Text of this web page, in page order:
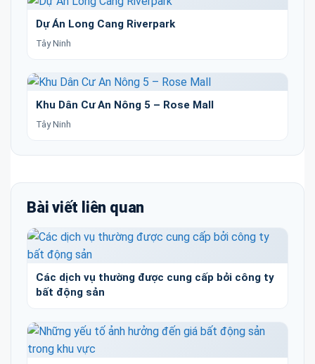
Dự Án Long Cang Riverpark
Tây Ninh
Khu Dân Cư An Nông 5 – Rose Mall
Tây Ninh
Bài viết liên quan
Các dịch vụ thường được cung cấp bởi công ty
bất động sản